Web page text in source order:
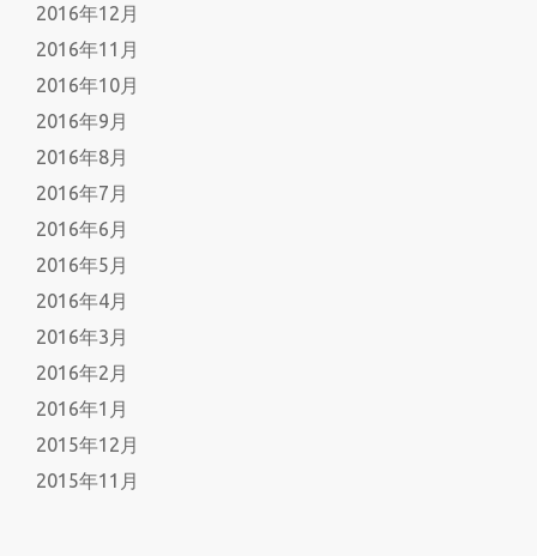
2016年12月
2016年11月
2016年10月
2016年9月
2016年8月
2016年7月
2016年6月
2016年5月
2016年4月
2016年3月
2016年2月
2016年1月
2015年12月
2015年11月